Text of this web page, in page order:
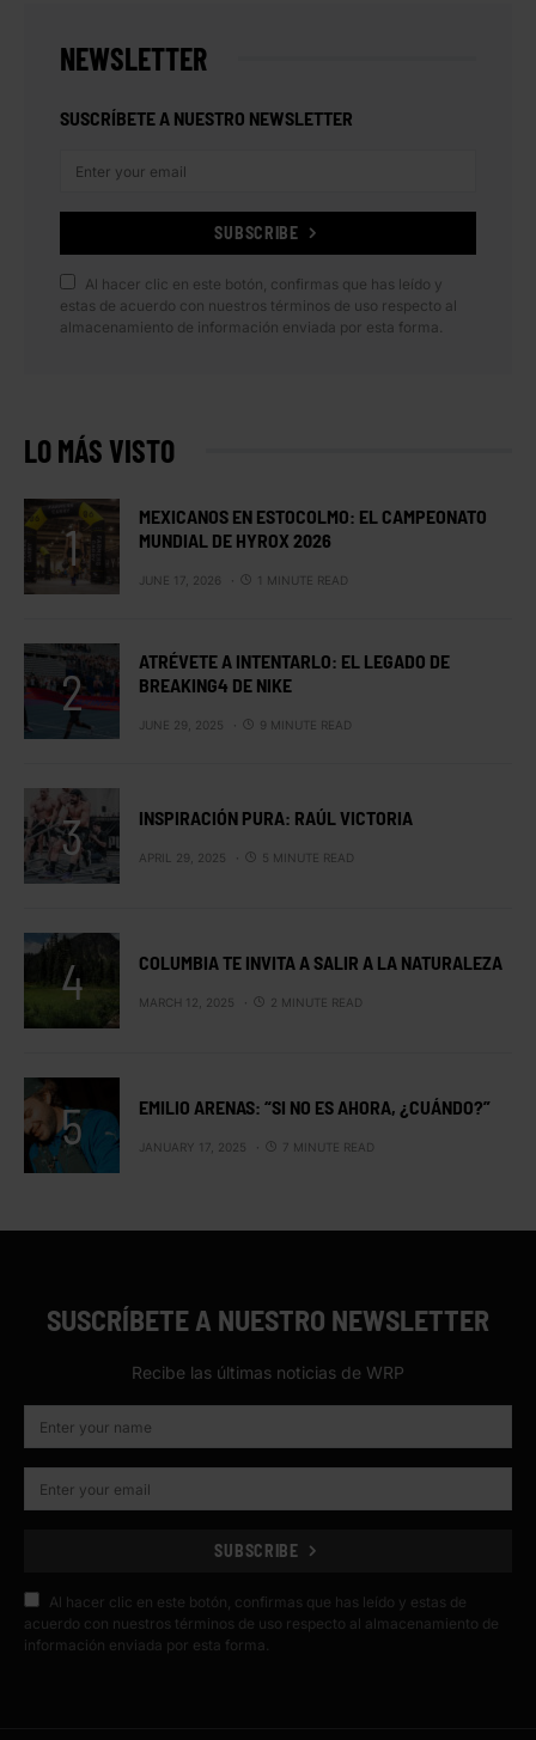
NEWSLETTER
SUSCRÍBETE A NUESTRO NEWSLETTER
SUBSCRIBE
Al hacer clic en este botón, confirmas que has leído y
estas de acuerdo con nuestros términos de uso respecto al
almacenamiento de información enviada por esta forma.
LO MÁS VISTO
MEXICANOS EN ESTOCOLMO: EL CAMPEONATO
MUNDIAL DE HYROX 2026
JUNE 17, 2026 1 MINUTE READ
ATRÉVETE A INTENTARLO: EL LEGADO DE
BREAKING4 DE NIKE
JUNE 29, 2025 9 MINUTE READ
INSPIRACIÓN PURA: RAÚL VICTORIA
APRIL 29, 2025 5 MINUTE READ
COLUMBIA TE INVITA A SALIR A LA NATURALEZA
MARCH 12, 2025 2 MINUTE READ
EMILIO ARENAS: “SI NO ES AHORA, ¿CUÁNDO?”
JANUARY 17, 2025 7 MINUTE READ
SUSCRÍBETE A NUESTRO NEWSLETTER
Recibe las últimas noticias de WRP
SUBSCRIBE
Al hacer clic en este botón, confirmas que has leído y estas de
acuerdo con nuestros términos de uso respecto al almacenamiento de
información enviada por esta forma.